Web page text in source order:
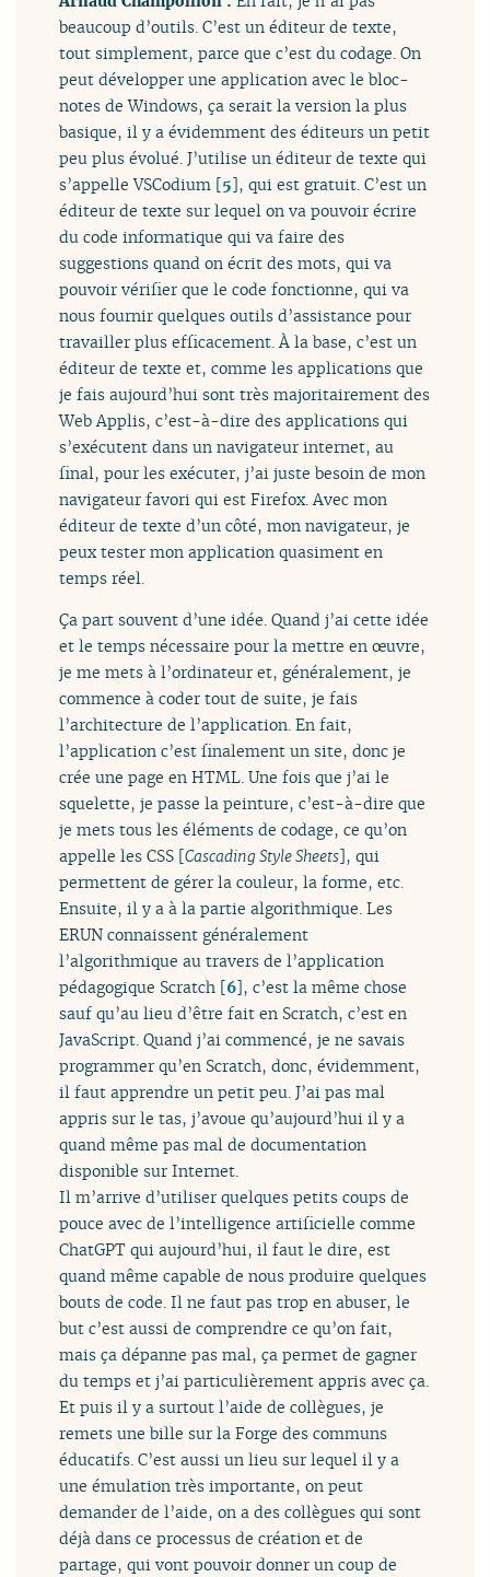
beaucoup d’outils. C’est un éditeur de texte,
tout simplement, parce que c’est du codage. On
peut développer une application avec le bloc-
notes de Windows, ça serait la version la plus
basique, il y a évidemment des éditeurs un petit
peu plus évolué. J’utilise un éditeur de texte qui
s’appelle VSCodium [5], qui est gratuit. C’est un
éditeur de texte sur lequel on va pouvoir écrire
du code informatique qui va faire des
suggestions quand on écrit des mots, qui va
pouvoir vérifier que le code fonctionne, qui va
nous fournir quelques outils d’assistance pour
travailler plus efficacement. À la base, c’est un
éditeur de texte et, comme les applications que
je fais aujourd’hui sont très majoritairement des
Web Applis, c’est-à-dire des applications qui
s’exécutent dans un navigateur internet, au
final, pour les exécuter, j’ai juste besoin de mon
navigateur favori qui est Firefox. Avec mon
éditeur de texte d’un côté, mon navigateur, je
peux tester mon application quasiment en
temps réel.
Ça part souvent d’une idée. Quand j’ai cette idée
et le temps nécessaire pour la mettre en œuvre,
je me mets à l’ordinateur et, généralement, je
commence à coder tout de suite, je fais
l’architecture de l’application. En fait,
l’application c’est finalement un site, donc je
crée une page en HTML. Une fois que j’ai le
squelette, je passe la peinture, c’est-à-dire que
je mets tous les éléments de codage, ce qu’on
appelle les CSS [Cascading Style Sheets], qui
permettent de gérer la couleur, la forme, etc.
Ensuite, il y a à la partie algorithmique. Les
ERUN connaissent généralement
l’algorithmique au travers de l’application
pédagogique Scratch [6], c’est la même chose
sauf qu’au lieu d’être fait en Scratch, c’est en
JavaScript. Quand j’ai commencé, je ne savais
programmer qu’en Scratch, donc, évidemment,
il faut apprendre un petit peu. J’ai pas mal
appris sur le tas, j’avoue qu’aujourd’hui il y a
quand même pas mal de documentation
disponible sur Internet.
Il m’arrive d’utiliser quelques petits coups de
pouce avec de l’intelligence artificielle comme
ChatGPT qui aujourd’hui, il faut le dire, est
quand même capable de nous produire quelques
bouts de code. Il ne faut pas trop en abuser, le
but c’est aussi de comprendre ce qu’on fait,
mais ça dépanne pas mal, ça permet de gagner
du temps et j’ai particulièrement appris avec ça.
Et puis il y a surtout l’aide de collègues, je
remets une bille sur la Forge des communs
éducatifs. C’est aussi un lieu sur lequel il y a
une émulation très importante, on peut
demander de l’aide, on a des collègues qui sont
déjà dans ce processus de création et de
partage, qui vont pouvoir donner un coup de